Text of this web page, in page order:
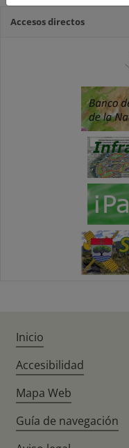
Accesos directos
Inicio
Accesibilidad
Mapa Web
Guía de navegación